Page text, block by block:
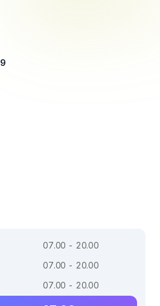
07.00 - 20.00
07.00 - 20.00
07.00 - 20.00